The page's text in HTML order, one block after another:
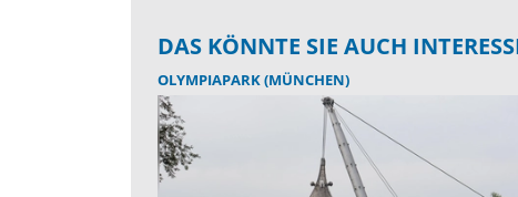
DAS KÖNNTE SIE AUCH
OLYMPIAPARK (MÜNCHEN)